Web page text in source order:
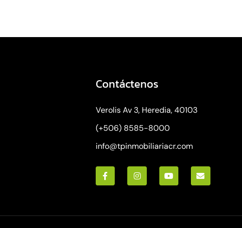
Contáctenos
Verolis Av 3, Heredia, 40103
(+506) 8585-8000
info@tpinmobiliariacr.com